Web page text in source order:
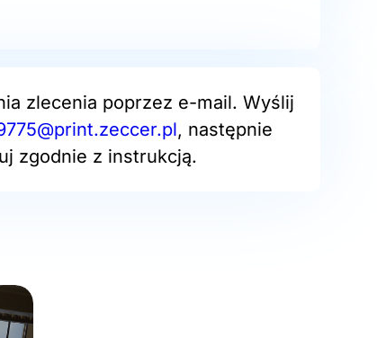
zlecenia poprzez e-mail. Wyślij
, następnie
zgodnie z instrukcją.